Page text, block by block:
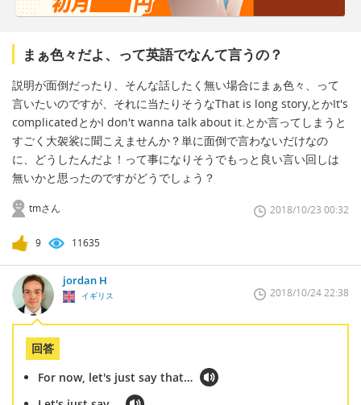
まぁ色々だよ、って英語でなんて言うの？
説明が面倒だったり、そんな話したく無い場合にまぁ色々、って
言いたいのですが、それに当たりそうなThat is long story,とかIt's
complicatedとかI don't wanna talk about it.とか言ってしまうと
すごく大袈裟に聞こえませんか？単に面倒で言わないだけなの
に、どうしたんだよ！って事になりそうでもっと良い言い回しは
無いかと思ったのですがどうでしょう？
tmさん 2018/10/23 00:32
9 11635
jordan H
イギリス 2018/10/24 22:38
回答
For now, let's just say that…